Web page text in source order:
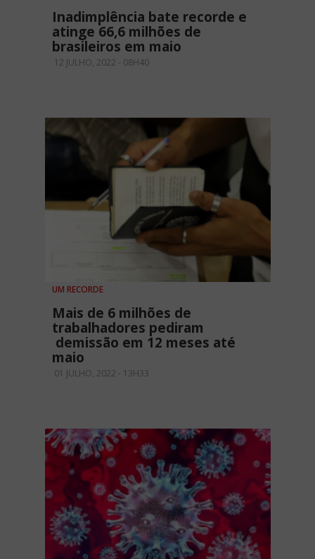
Inadimplência bate recorde e
atinge 66,6 milhões de
brasileiros em maio
12 JULHO, 2022 - 08H40
UM RECORDE
Mais de 6 milhões de
trabalhadores pediram
demissão em 12 meses até
maio
01 JULHO, 2022 - 13H33